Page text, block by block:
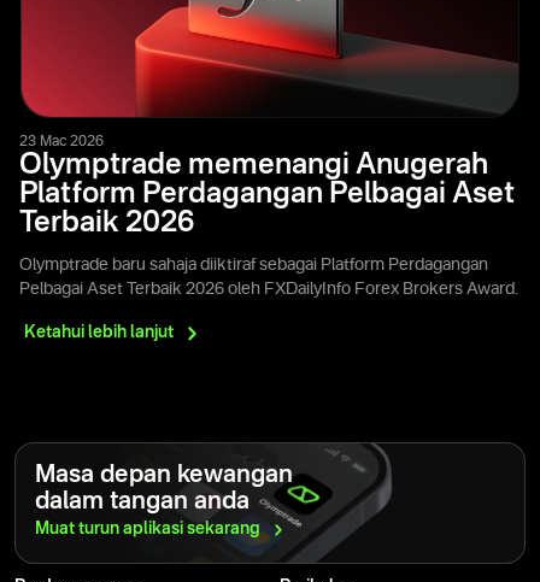
23 Mac 2026
Olymptrade memenangi Anugerah
Platform Perdagangan Pelbagai Aset
Terbaik 2026
Olymptrade baru sahaja diiktiraf sebagai Platform Perdagangan
Pelbagai Aset Terbaik 2026 oleh FXDailyInfo Forex Brokers Award.
Ketahui lebih lanjut
Masa depan kewangan
dalam tangan anda
Muat turun aplikasi sekarang